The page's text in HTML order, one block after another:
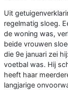
Uit
regelmatig sloeg.
de woning was,
beide vrouwen
die 9e januari zei
voetbal was. Hij
heeft haar
langjarige